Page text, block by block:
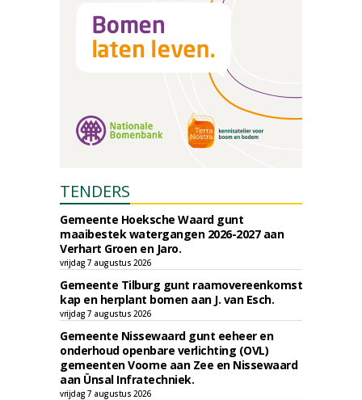
TENDERS
Gemeente Hoeksche Waard gunt
maaibestek watergangen 2026-2027 aan
Verhart Groen en Jaro.
vrijdag 7 augustus 2026
Gemeente Tilburg gunt raamovereenkomst
kap en herplant bomen aan J. van Esch.
vrijdag 7 augustus 2026
Gemeente Nissewaard gunt eeheer en
onderhoud openbare verlichting (OVL)
gemeenten Voorne aan Zee en Nissewaard
aan Ünsal Infratechniek.
vrijdag 7 augustus 2026